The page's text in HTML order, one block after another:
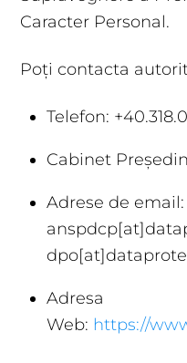
Caracter Personal.
Poți contacta
Telefon:
Cabinet
Adrese de email:
Adresa
Web: https://